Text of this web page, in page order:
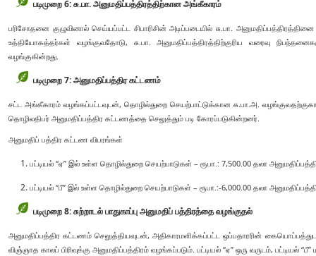
படிமுறை 6: சு.பா. அனுமதிப்பத்திரத்திற்கான அங்கீகாரம்
பரிசோதனை குழுவினால் செய்யப்பட்ட சிபாரிசின் அடிப்படையில் சு.பா.
உத்தியோகத்தர்கள் வழங்குவதோடு, சு.பா. அனுமதிப்பத்திரத்திற்குரிய வரைவு
வழங்குகின்றது.
படிமுறை 7: அனுமதிப்பத்திர கட்டணம்
சட்ட அங்கீகாரம் வழங்கப்பட்டவுடன், தொழில்துறை செயற்பாட்டுக்கான சு.பா.அ.
தொழிலதிபர் அனுமதிப்பத்திர கட்டணத்தை செலுத்தும் படி கோரப்படுகின்றனர்.
அனுமதிப் பத்திர கட்டண விபரங்கள்
பட்டியல் “ஏ” இல் உள்ள தொழில்துறை செயற்பாடுகள் – ரூபா.: 7,500.00 தலா
பட்டியல் “பீ” இல் உள்ள தொழில்துறை செயற்பாடுகள் – ரூபா.:-6,000.00 தலா
படிமுறை 8: சுற்றாடல் பாதுகாப்பு அனுமதிப் பத்திரத்தை வழங்குதல்
அனுமதிப்பத்திர கட்டணம் செலுத்தியவுடன், அதிகாரமளிக்கப்பட்ட ஒப்பதாரரின்
விஞ்ஞாத காலப் பிரிவுக்கு அனுமதிப்பத்திரம் வழங்கப்படும். பட்டியல் “ஏ” ஒரு வருடம், பட்டியல் “பீ”